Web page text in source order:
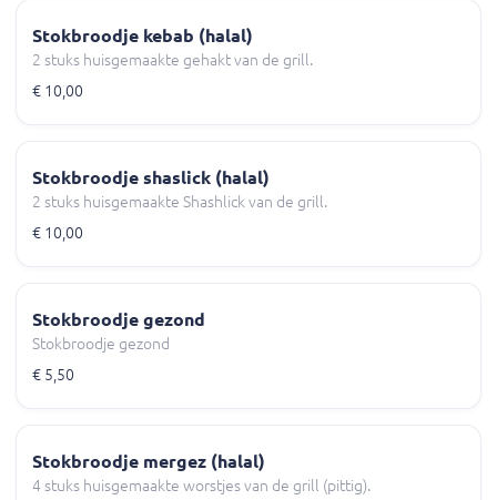
Stokbroodje kebab (halal)
2 stuks huisgemaakte gehakt van de grill.
€ 10,00
Stokbroodje shaslick (halal)
2 stuks huisgemaakte Shashlick van de grill.
€ 10,00
Stokbroodje gezond
Stokbroodje gezond
€ 5,50
Stokbroodje mergez (halal)
4 stuks huisgemaakte worstjes van de grill (pittig).